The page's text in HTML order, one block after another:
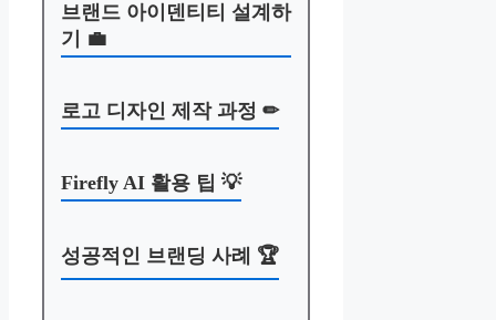
브랜드 아이덴티티 설계하
기 💼
로고 디자인 제작 과정 ✏
Firefly AI 활용 팁 💡
성공적인 브랜딩 사례 🏆